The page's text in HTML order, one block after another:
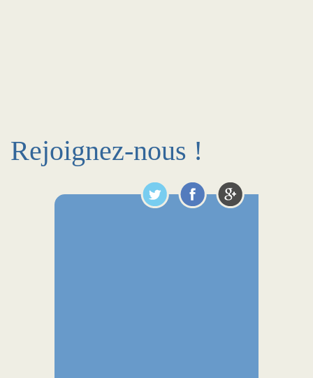
Rejoignez-nous !